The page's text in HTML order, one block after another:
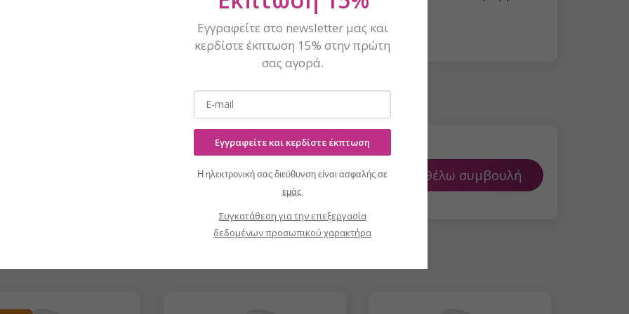
, με το οποίο θα ετοιμάσετε τα νύχια σας στο πι και φι.
σχετικά με το προϊόν;
Θέλω συμβουλή
Εγγραφείτε στο newsletter μας και
κερδίστε έκπτωση 15% στην πρώτη
σας αγορά.
Εγγραφείτε και κερδίστε έκπτωση
Η ηλεκτρονική σας διεύθυνση είναι ασφαλής σε
εμάς.
Συγκατάθεση για την επεξεργασία
δεδομένων προσωπικού χαρακτήρα